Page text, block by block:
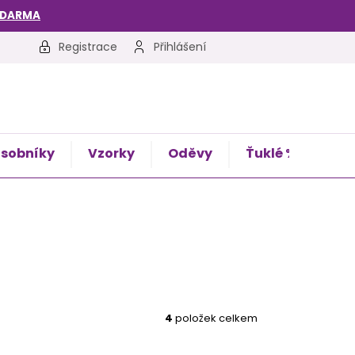
Registrace Přihlášení
Vzorky Oděvy Ťuklé %
4 položek celkem